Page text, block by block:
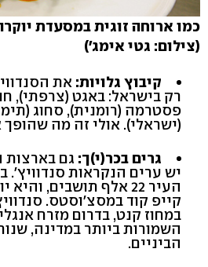
כמו ארוחה זוגית במסעדת
(צילום: גטי אימג')
קיבוץ גלויות: את
רק בישראל: באגט (צרפתי),
פסטרמה (רומנית), סחוג
(ישראלי). אולי זה מה שהופך
גרים בכר(י)ך: גם בארצות
יש ערים הנקראות סנדוויץ'.
העיר 22 אלף תושבים,
קייפ קוד במסצ'וסטס.
במחוז קנט, בדרום מזרח
השמורות ביותר במדינה,
הביניים.